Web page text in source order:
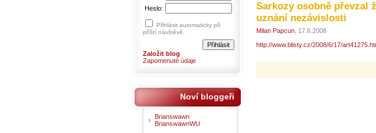
Sarkozy osobně převzal
uznání nezávislosti
Milan Papcun , 17.6.2008
http://www.blisty.cz/2008/6/17/
Heslo:
Přihlásit automaticky při
příští návštěvě.
Založit blog
Zapomenuté údaje
Noví bloggeři
Brianswawn
BrianswawnWU